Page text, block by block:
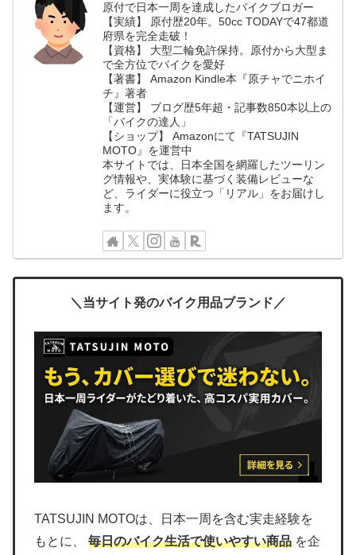
原付で日本一周を達成したバイクブロガー
【実績】 原付歴20年。50cc TODAYで47都道
府県を完全走破！
【資格】 大型二輪免許保持。原付から大型ま
で全方位でバイクを愛好
【著書】 Amazon Kindle本『原チャでニホイ
チ』著者
【運営】 ブログ歴5年超・記事数850本以上の
「バイクの達人」
【ショップ】 Amazonにて『TATSUJIN
MOTO』を運営中
本サイトでは、日本全国を網羅したツーリン
グ情報や、実体験に基づく装備レビューな
ど、ライダーに役立つ「リアル」をお届けし
ます。
＼当サイト発のバイク用品ブランド／
TATSUJIN MOTOは、日本一周を含む実走経験を
もとに、 毎日のバイク生活で使いやすい商品 を企